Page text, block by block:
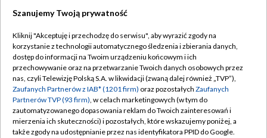
TVP
Abonament TVP
Emisja w TVP
Centrum informacji TVP
Naziemna Telewizja Cyfrowa
Regulamin TVP
Polityka prywatności
Moje zgody
Pomoc
Szanujemy Twoją prywatność
Kliknij "Akceptuję i przechodzę do serwisu", aby wyrazić zgody na
korzystanie z technologii automatycznego śledzenia i zbierania danych,
dostęp do informacji na Twoim urządzeniu końcowym i ich
przechowywanie oraz na przetwarzanie Twoich danych osobowych przez
nas, czyli Telewizję Polską S.A. w likwidacji (zwaną dalej również „TVP”),
Zaufanych Partnerów z IAB* (1201 firm) oraz pozostałych Zaufanych
Partnerów TVP (93 firm), w celach marketingowych (w tym do
zautomatyzowanego dopasowania reklam do Twoich zainteresowań i
mierzenia ich skuteczności) i pozostałych, które wskazujemy poniżej, a
także zgody na udostępnianie przez nas identyfikatora PPID do Google.